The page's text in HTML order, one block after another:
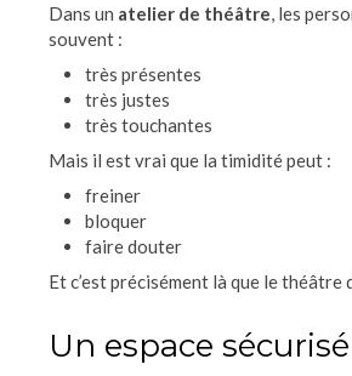
Dans un atelier de théâtre, les
souvent :
très présentes
très justes
très touchantes
Mais il est vrai que la timidité peut :
freiner
bloquer
faire douter
Et c’est précisément là que le théâtre
Un espace